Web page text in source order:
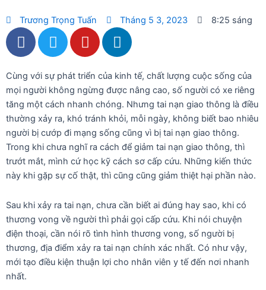
Trương Trọng Tuấn Tháng 5 3, 2023 8:25 sáng
F
a
e
b
o
o
k
T
w
t
t
e
r
Y
o
t
u
b
e
L
i
k
e
d
i
n
Cùng với sự phát triển của kinh tế, chất lượng cuộc sống của
mọi người không ngừng được nâng cao, số người có xe riêng
tăng một cách nhanh chóng. Nhưng tai nạn giao thông là điều
thường xảy ra, khó tránh khỏi, mỗi ngày, không biết bao nhiêu
người bị cướp đi mạng sống cũng vì bị tai nạn giao thông.
Trong khi chưa nghĩ ra cách để giảm tai nạn giao thông, thì
trướt mắt, mình cứ học kỹ cách sơ cấp cứu. Những kiến thức
này khi gặp sự cố thật, thì cũng cũng giảm thiệt hại phần nào.
Sau khi xảy ra tai nạn, chưa cần biết ai đúng hay sao, khi có
thương vong về người thì phải gọi cấp cứu. Khi nói chuyện
điện thoại, cần nói rõ tình hình thương vong, số người bị
thương, địa điểm xảy ra tai nạn chính xác nhất. Có như vậy,
mới tạo điều kiện thuận lợi cho nhân viên y tế đến nơi nhanh
nhất.